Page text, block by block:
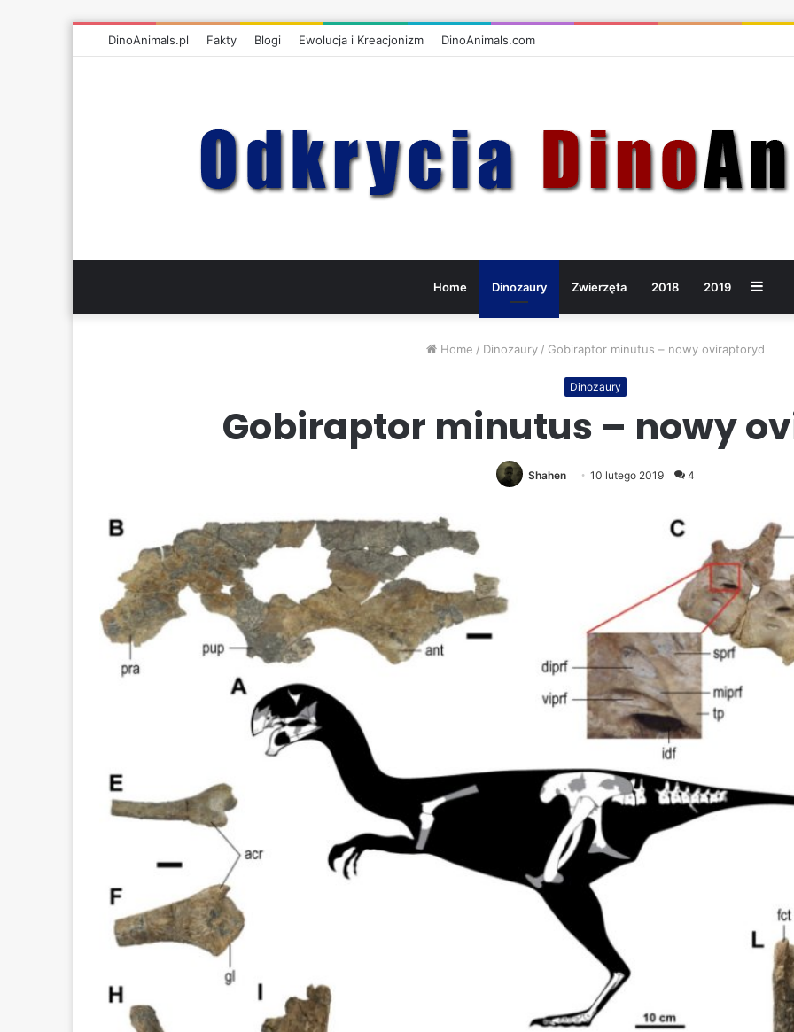
DinoAnimals.pl Fakty Blogi Ewolucja i Kreacjonizm DinoAnimals.com
Home Dinozaury Zwierzęta 2018 2019
Home / Dinozaury / Gobiraptor minutus – nowy oviraptoryd
Dinozaury
Gobiraptor minutus – nowy
Shahen 10 lutego 2019 4